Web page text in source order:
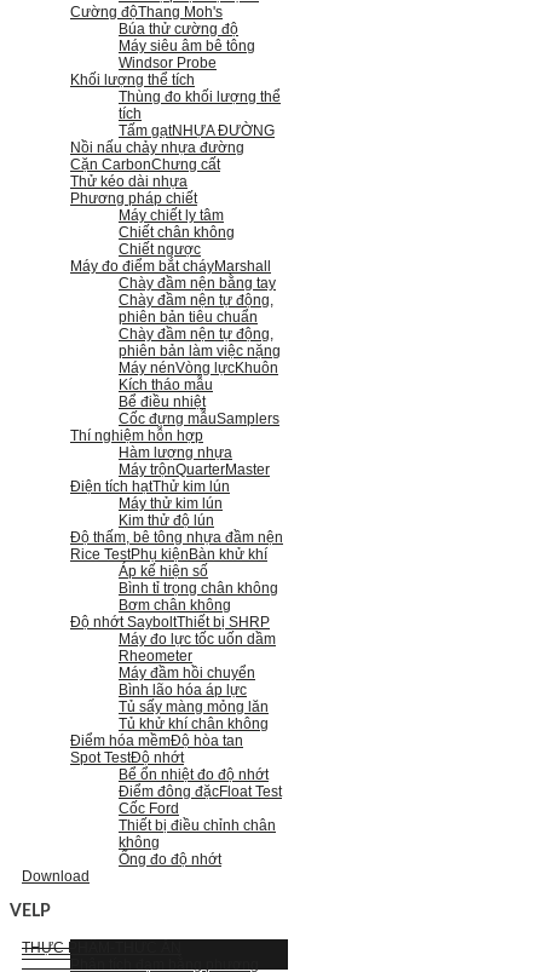
Cường độThang Moh's
Búa thử cường độ
Máy siêu âm bê tông
Windsor Probe
Khối lượng thể tích
Thùng đo khối lượng thể
tích
Tấm gạtNHỰA ĐƯỜNG
Nồi nấu chảy nhựa đường
Cặn CarbonChưng cất
Thử kéo dài nhựa
Phương pháp chiết
Máy chiết ly tâm
Chiết chân không
Chiết ngược
Máy đo điểm bắt cháyMarshall
Chày đầm nện bằng tay
Chày đầm nện tự động,
phiên bản tiêu chuẩn
Chày đầm nện tự động,
phiên bản làm việc nặng
Máy nénVòng lựcKhuôn
Kích tháo mẫu
Bể điều nhiệt
Cốc đựng mẫuSamplers
Thí nghiệm hỗn hợp
Hàm lượng nhựa
Máy trộnQuarterMaster
Điện tích hạtThử kim lún
Máy thử kim lún
Kim thử độ lún
Độ thấm, bê tông nhựa đầm nện
Rice TestPhụ kiện Bàn khử khí
Áp kế hiện số
Bình tỉ trọng chân không
Bơm chân không
Độ nhớt SayboltThiết bị SHRP
Máy đo lực tốc uốn dầm
Rheometer
Máy đầm hồi chuyển
Bình lão hóa áp lực
Tủ sấy màng mỏng lăn
Tủ khử khí chân không
Điểm hóa mềmĐộ hòa tan
Spot TestĐộ nhớt
Bể ổn nhiệt đo độ nhớt
Điểm đông đặcFloat Test
Cốc Ford
Thiết bị điều chỉnh chân
không
Ống đo độ nhớt
Download
VELP
THỰC PHẨM-THỨC ĂN